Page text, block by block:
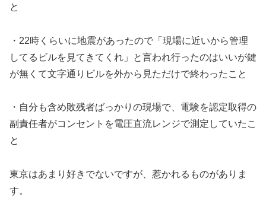
と
・22時くらいに地震があったので「現場に近いから管理
してるビルを見てきてくれ」と言われ行ったのはいいが鍵
が無くて文字通りビルを外から見ただけで終わったこと
・自分も含め敗残者ばっかりの現場で、電験を認定取得の
副責任者がコンセントを電圧直流レンジで測定していたこ
と
東京はあまり好きでないですが、惹かれるものがありま
す。